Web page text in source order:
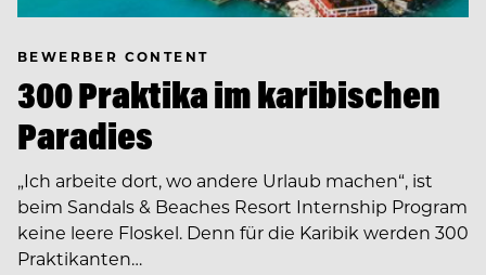
BEWERBER CONTENT
300 Praktika im karibischen
Paradies
„Ich arbeite dort, wo andere Urlaub machen“, ist
beim Sandals & Beaches Resort Internship Program
keine leere Floskel. Denn für die Karibik werden 300
Praktikanten…